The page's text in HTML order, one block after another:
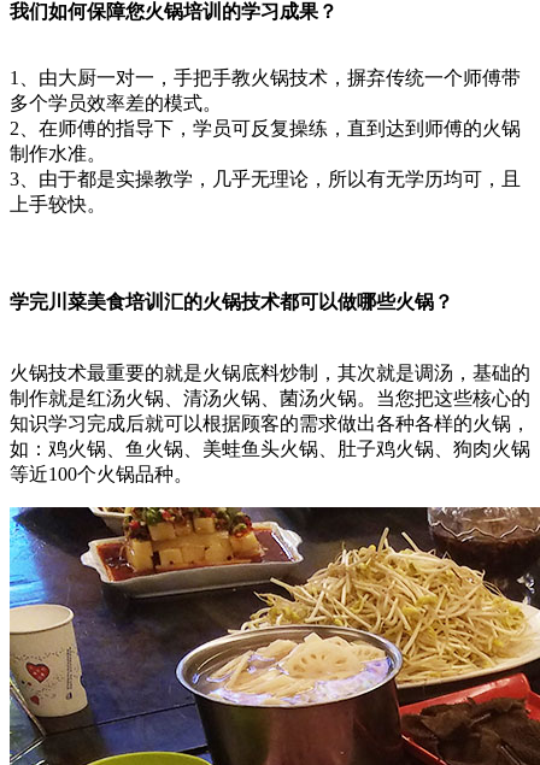
我们如何保障您火锅培训的学习成果？
1、由大厨一对一，手把手教火锅技术，摒弃传统一个师傅带
多个学员效率差的模式。
2、在师傅的指导下，学员可反复操练，直到达到师傅的火锅
制作水准。
3、由于都是实操教学，几乎无理论，所以有无学历均可，且
上手较快。
学完川菜美食培训汇的火锅技术都可以做哪些火锅？
火锅技术最重要的就是火锅底料炒制，其次就是调汤，基础的
制作就是红汤火锅、清汤火锅、菌汤火锅。当您把这些核心的
知识学习完成后就可以根据顾客的需求做出各种各样的火锅，
如：鸡火锅、鱼火锅、美蛙鱼头火锅、肚子鸡火锅、狗肉火锅
等近100个火锅品种。